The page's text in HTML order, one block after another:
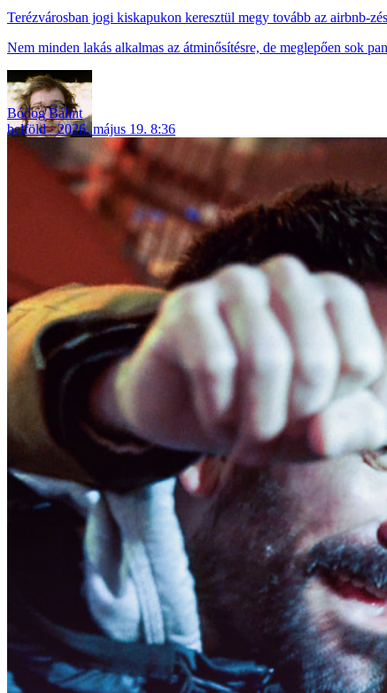
Terézvárosban jogi kiskapukon keresztül megy tovább az airbnb-zés
Nem minden lakás alkalmas az átminősítésre, de meglepően sok
Bódog Bálint
belföld
2026. május 19. 8:36